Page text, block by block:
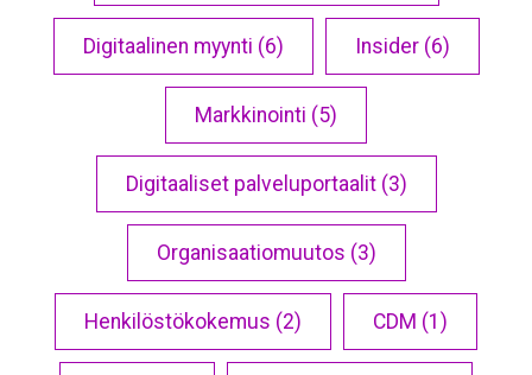
Digitaalinen myynti (6) Insider (6)
Markkinointi (5)
Digitaaliset palveluportaalit (3)
Organisaatiomuutos (3)
Henkilöstökokemus (2) CDM (1)